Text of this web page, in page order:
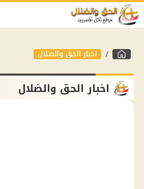
اخبار الحق والضلال
اخبار الحق والضلال